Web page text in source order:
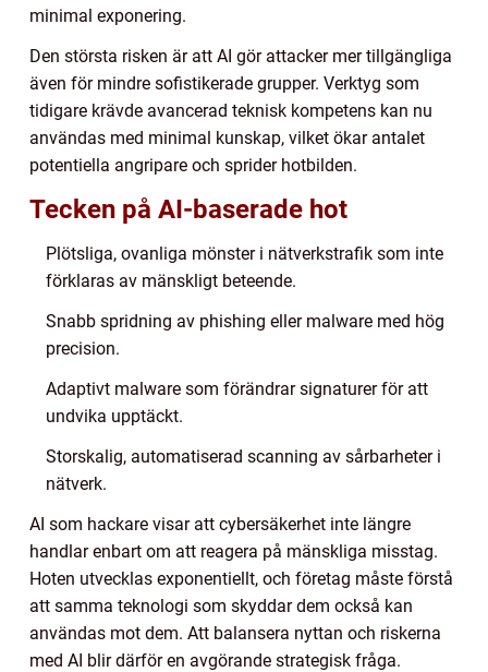
minimal exponering.
Den största risken är att AI gör attacker mer tillgängliga
även för mindre sofistikerade grupper. Verktyg som
tidigare krävde avancerad teknisk kompetens kan nu
användas med minimal kunskap, vilket ökar antalet
potentiella angripare och sprider hotbilden.
Tecken på AI-baserade hot
Plötsliga, ovanliga mönster i nätverkstrafik som inte
förklaras av mänskligt beteende.
Snabb spridning av phishing eller malware med hög
precision.
Adaptivt malware som förändrar signaturer för att
undvika upptäckt.
Storskalig, automatiserad scanning av sårbarheter i
nätverk.
AI som hackare visar att cybersäkerhet inte längre
handlar enbart om att reagera på mänskliga misstag.
Hoten utvecklas exponentiellt, och företag måste förstå
att samma teknologi som skyddar dem också kan
användas mot dem. Att balansera nyttan och riskerna
med AI blir därför en avgörande strategisk fråga.